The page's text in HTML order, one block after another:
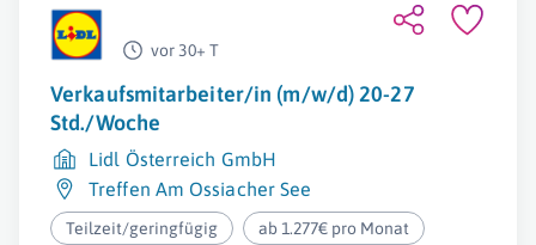
vor 30+ T
Verkaufsmitarbeiter/in (m/w/d) 20-27
Std./Woche
Lidl Österreich GmbH
Treffen Am Ossiacher See
Teilzeit/geringfügig ab 1.277€ pro Monat